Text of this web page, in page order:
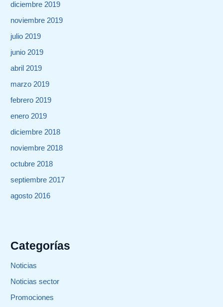
diciembre 2019
noviembre 2019
julio 2019
junio 2019
abril 2019
marzo 2019
febrero 2019
enero 2019
diciembre 2018
noviembre 2018
octubre 2018
septiembre 2017
agosto 2016
Categorías
Noticias
Noticias sector
Promociones